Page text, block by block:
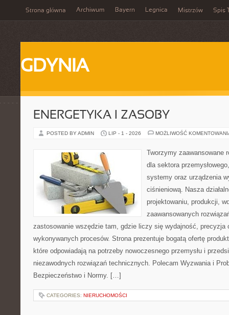
Strona główna Archiwum Bayern Legnica Mistrzów Spis
GDYNIA
ENERGETYKA I ZASOBY
POSTED BY ADMIN LIP - 1 - 2026 MOŻLIWOŚĆ
Tworzymy zaawansowane
dla sektora
systemy oraz urządzenia
ciśnieniową. Nasza
projektowaniu, produkcji,
zaawansowanych
zastosowanie wszędzie tam, gdzie liczy się wydajność, precyzja
wykonywanych procesów. Strona prezentuje bogatą ofertę
które odpowiadają na potrzeby nowoczesnego przemysłu i
niezawodnych rozwiązań technicznych. Polecam Wyzwania i
Bezpieczeństwo i Normy. […]
CATEGORIES: NIERUCHOMOŚCI